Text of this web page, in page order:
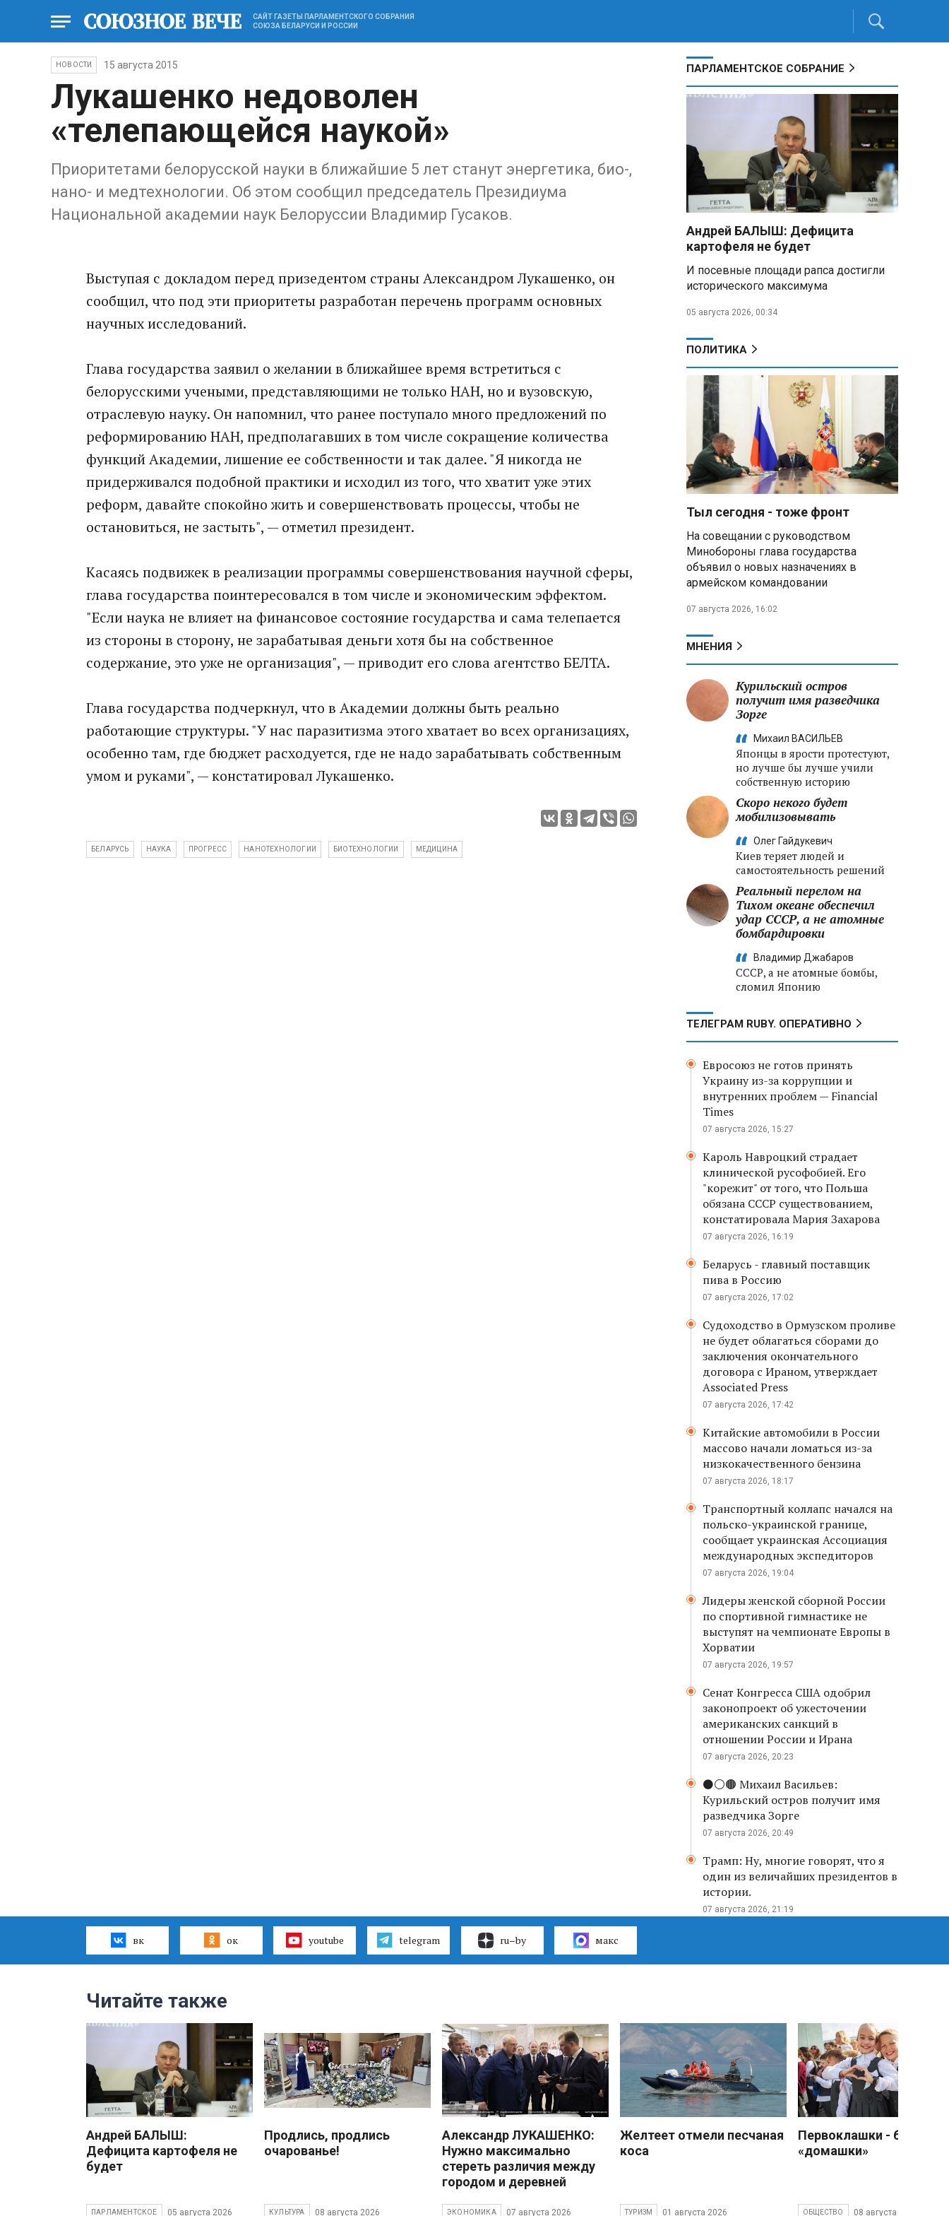
САЙТ ГАЗЕТЫ ПАРЛАМЕНТСКОГО СОБРАНИЯ
СОЮЗА БЕЛАРУСИ И РОССИИ
НОВОСТИ 15 августа 2015
Лукашенко недоволен
«телепающейся наукой»
Приоритетами белорусской науки в ближайшие 5 лет станут энергетика, био-,
нано- и медтехнологии. Об этом сообщил председатель Президиума
Национальной академии наук Белоруссии Владимир Гусаков.
Выступая с докладом перед призедентом страны Александром Лукашенко, он
сообщил, что под эти приоритеты разработан перечень программ основных
научных исследований.
Глава государства заявил о желании в ближайшее время встретиться с
белорусскими учеными, представляющими не только НАН, но и вузовскую,
отраслевую науку. Он напомнил, что ранее поступало много предложений по
реформированию НАН, предполагавших в том числе сокращение количества
функций Академии, лишение ее собственности и так далее. "Я никогда не
придерживался подобной практики и исходил из того, что хватит уже этих
реформ, давайте спокойно жить и совершенствовать процессы, чтобы не
остановиться, не застыть", — отметил президент.
Касаясь подвижек в реализации программы совершенствования научной сферы,
глава государства поинтересовался в том числе и экономическим эффектом.
"Если наука не влияет на финансовое состояние государства и сама телепается
из стороны в сторону, не зарабатывая деньги хотя бы на собственное
содержание, это уже не организация", — приводит его слова агентство БЕЛТА.
Глава государства подчеркнул, что в Академии должны быть реально
работающие структуры. "У нас паразитизма этого хватает во всех организациях,
особенно там, где бюджет расходуется, где не надо зарабатывать собственным
умом и руками", — констатировал Лукашенко.
БЕЛАРУСЬ НАУКА ПРОГРЕСС НАНОТЕХНОЛОГИИ БИОТЕХНОЛОГИИ МЕДИЦИНА
ПАРЛАМЕНТСКОЕ СОБРАНИЕ
Андрей БАЛЫШ: Дефицита
картофеля не будет
И посевные площади рапса достигли
исторического максимума
05 августа 2026, 00:34
ПОЛИТИКА
Тыл сегодня - тоже фронт
На совещании с руководством
Минобороны глава государства
объявил о новых назначениях в
армейском командовании
07 августа 2026, 16:02
МНЕНИЯ
Курильский остров
получит имя разведчика
Зорге
Михаил ВАСИЛЬЕВ
Японцы в ярости протестуют,
но лучше бы лучше учили
собственную историю
Скоро некого будет
мобилизовывать
Олег Гайдукевич
Киев теряет людей и
самостоятельность решений
Реальный перелом на
Тихом океане обеспечил
удар СССР, а не атомные
бомбардировки
Владимир Джабаров
СССР, а не атомные бомбы,
сломил Японию
ТЕЛЕГРАМ RUBY. ОПЕРАТИВНО
Евросоюз не готов принять
Украину из-за коррупции и
внутренних проблем — Financial
Times
07 августа 2026, 15:27
Кароль Навроцкий страдает
клинической русофобией. Его
"корежит" от того, что Польша
обязана СССР существованием,
констатировала Мария Захарова
07 августа 2026, 16:19
Беларусь - главный поставщик
пива в Россию
07 августа 2026, 17:02
Судоходство в Ормузском проливе
не будет облагаться сборами до
заключения окончательного
договора с Ираном, утверждает
Associated Press
07 августа 2026, 17:42
Китайские автомобили в России
массово начали ломаться из-за
низкокачественного бензина
07 августа 2026, 18:17
Транспортный коллапс начался на
польско-украинской границе,
сообщает украинская Ассоциация
международных экспедиторов
07 августа 2026, 19:04
Лидеры женской сборной России
по спортивной гимнастике не
выступят на чемпионате Европы в
Хорватии
07 августа 2026, 19:57
Сенат Конгресса США одобрил
законопроект об ужесточении
американских санкций в
отношении России и Ирана
07 августа 2026, 20:23
⚫️⚪️🟤 Михаил Васильев:
Курильский остров получит имя
разведчика Зорге
07 августа 2026, 20:49
Трамп: Ну, многие говорят, что я
один из величайших президентов в
истории.
07 августа 2026, 21:19
вк ок youtube telegram ru–by макс
Читайте также
Андрей БАЛЫШ:
Дефицита картофеля не
будет
ПАРЛАМЕНТСКОЕ 05 августа 2026
Продлись, продлись
очарованье!
КУЛЬТУРА 08 августа 2026
Александр ЛУКАШЕНКО:
Нужно максимально
стереть различия между
городом и деревней
ЭКОНОМИКА 07 августа 2026
Желтеет отмели песчаная
коса
ТУРИЗМ 01 августа 2026
Первоклашки - без
«домашки»
ОБЩЕСТВО 08 августа 2026